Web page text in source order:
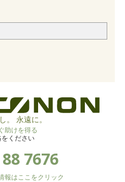
。 永遠に。
助けを得る
ください
7676
報はここをクリック